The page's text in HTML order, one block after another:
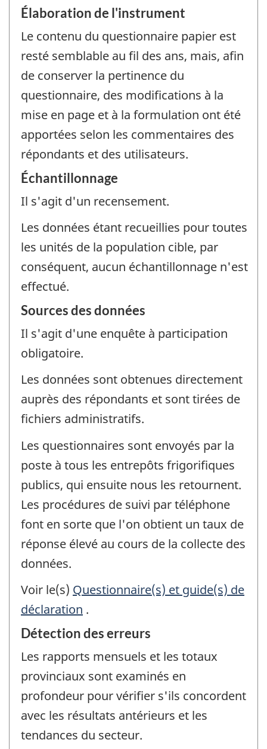
Élaboration de l'instrument
Le contenu du questionnaire papier est
resté semblable au fil des ans, mais, afin
de conserver la pertinence du
questionnaire, des modifications à la
mise en page et à la formulation ont été
apportées selon les commentaires des
répondants et des utilisateurs.
Échantillonnage
Il s'agit d'un recensement.
Les données étant recueillies pour toutes
les unités de la population cible, par
conséquent, aucun échantillonnage n'est
effectué.
Sources des données
Il s'agit d'une enquête à participation
obligatoire.
Les données sont obtenues directement
auprès des répondants et sont tirées de
fichiers administratifs.
Les questionnaires sont envoyés par la
poste à tous les entrepôts frigorifiques
publics, qui ensuite nous les retournent.
Les procédures de suivi par téléphone
font en sorte que l'on obtient un taux de
réponse élevé au cours de la collecte des
données.
Voir le(s) Questionnaire(s) et guide(s) de
déclaration .
Détection des erreurs
Les rapports mensuels et les totaux
provinciaux sont examinés en
profondeur pour vérifier s'ils concordent
avec les résultats antérieurs et les
tendances du secteur.